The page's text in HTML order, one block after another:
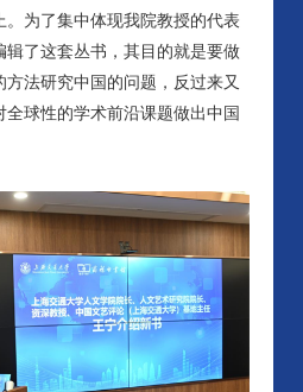
。为了集中体现我院教授的代表
辑了这套丛书，其目的就是要做
法研究中国的问题，反过来又
全球性的学术前沿课题做出中国